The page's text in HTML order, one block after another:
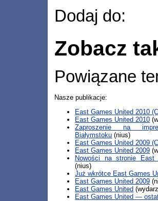
Dodaj do:
Zobacz
Powiązane
Nasze publikacje:
East Games United 2010
East Games United 2010
Zaproszenie na
Białymstoku (nius)
East Games United 2009
East Games United 2009
Nowości na stronie East
(nius)
Już wkrótce East Games
East Games United 2009
East Games United
East Games United —